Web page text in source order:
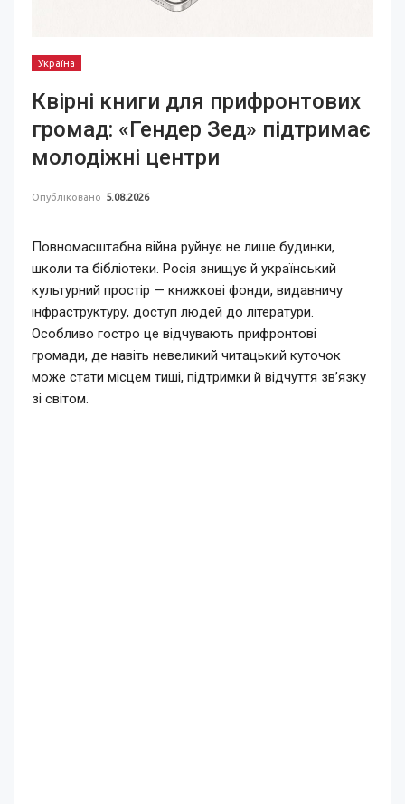
Україна
Квірні книги для прифронтових
громад: «Гендер Зед» підтримає
молодіжні центри
Опубліковано 5.08.2026
Повномасштабна війна руйнує не лише будинки,
школи та бібліотеки. Росія знищує й український
культурний простір — книжкові фонди, видавничу
інфраструктуру, доступ людей до літератури.
Особливо гостро це відчувають прифронтові
громади, де навіть невеликий читацький куточок
може стати місцем тиші, підтримки й відчуття зв’язку
зі світом.